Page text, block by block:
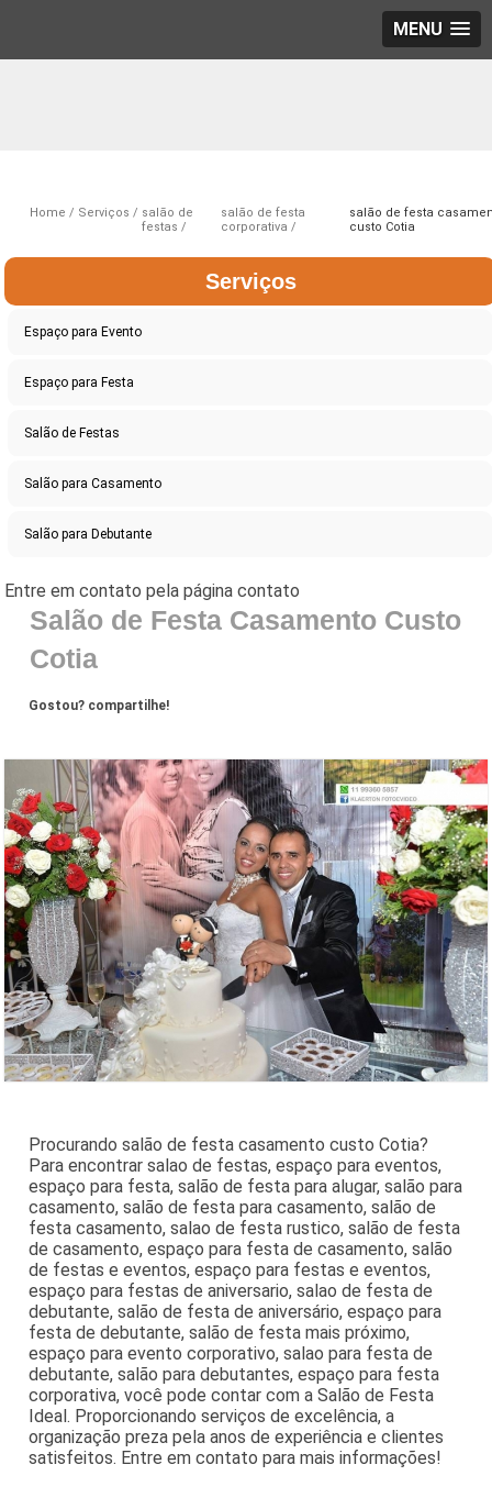
MENU
Home Serviços
salão de
festas
salão de festa
corporativa
salão de festa
custo Cotia
Serviços
Espaço para Evento
Espaço para Festa
Salão de Festas
Salão para Casamento
Salão para Debutante
Salão de Festa Casamento Custo
Cotia
Gostou? compartilhe!
Procurando salão de festa casamento custo Cotia?
Para encontrar salao de festas, espaço para eventos,
espaço para festa, salão de festa para alugar, salão para
casamento, salão de festa para casamento, salão de
festa casamento, salao de festa rustico, salão de festa
de casamento, espaço para festa de casamento, salão
de festas e eventos, espaço para festas e eventos,
espaço para festas de aniversario, salao de festa de
debutante, salão de festa de aniversário, espaço para
festa de debutante, salão de festa mais próximo,
espaço para evento corporativo, salao para festa de
debutante, salão para debutantes, espaço para festa
corporativa, você pode contar com a Salão de Festa
Ideal. Proporcionando serviços de excelência, a
organização preza pela anos de experiência e clientes
satisfeitos. Entre em contato para mais informações!